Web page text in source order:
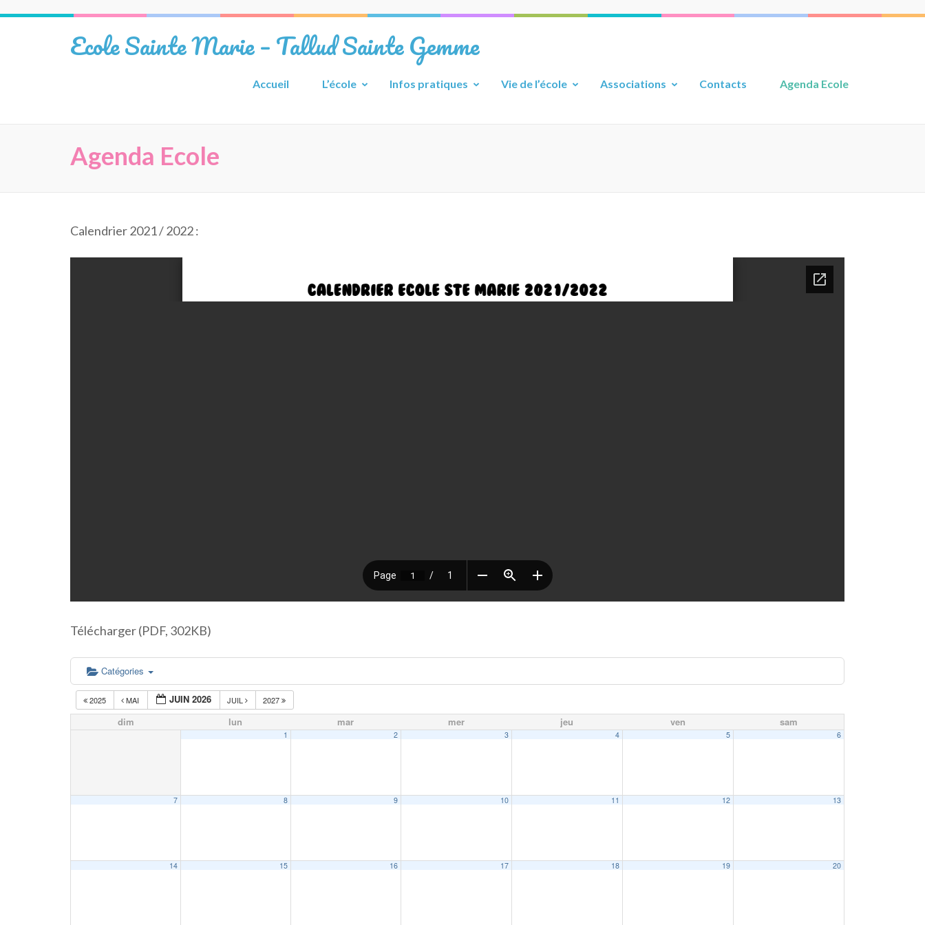
Ecole Sainte Marie – Tallud Sainte Gemme
Accueil L’école Infos pratiques Vie de l’école Associations Contacts Agenda Ecole
Agenda Ecole
Calendrier 2021 / 2022 :
Télécharger (PDF, 302KB)
Catégories
2025 MAI JUIN 2026 JUIL 2027
dim lun mar mer jeu ven sam
1 2 3 4 5 6
7 8 9 10 11 12 13
14 15 16 17 18 19 20